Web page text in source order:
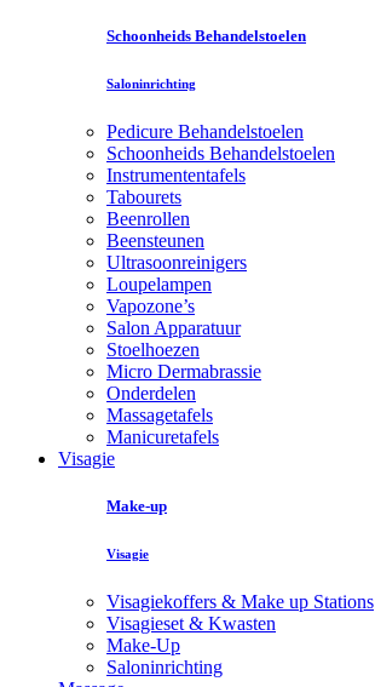
Schoonheids Behandelstoelen
Saloninrichting
Pedicure Behandelstoelen
Schoonheids Behandelstoelen
Instrumententafels
Tabourets
Beenrollen
Beensteunen
Ultrasoonreinigers
Loupelampen
Vapozone’s
Salon Apparatuur
Stoelhoezen
Micro Dermabrassie
Onderdelen
Massagetafels
Manicuretafels
Visagie
Make-up
Visagie
Visagiekoffers & Make up Stations
Visagieset & Kwasten
Make-Up
Saloninrichting